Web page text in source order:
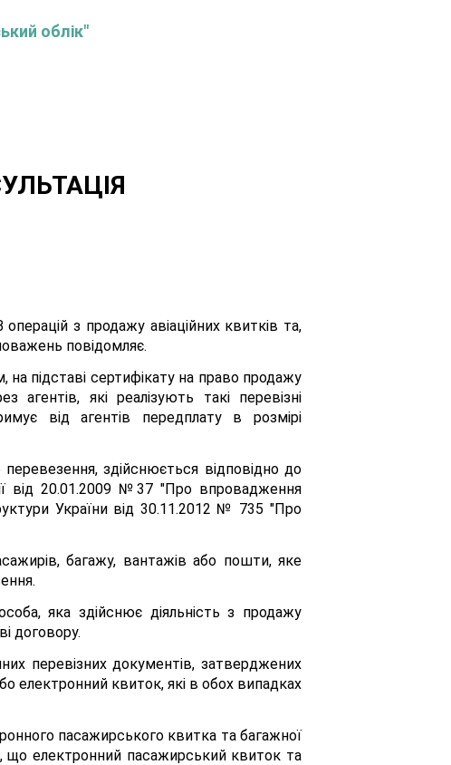
облік"
з продажу авіаційних квитків та,
повідомляє.
на підставі сертифікату на право продажу
агентів, які реалізують такі перевізні
від агентів передплату в розмірі
здійснюється відповідно до
від 20.01.2009 №37 "Про впровадження
України від 30.11.2012 № 735 "Про
багажу, вантажів або пошти, яке
яка здійснює діяльність з продажу
договору.
перевізних документів, затверджених
електронний квиток, які в обох випадках
пасажирського квитка та багажної
що електронний пасажирський квиток та